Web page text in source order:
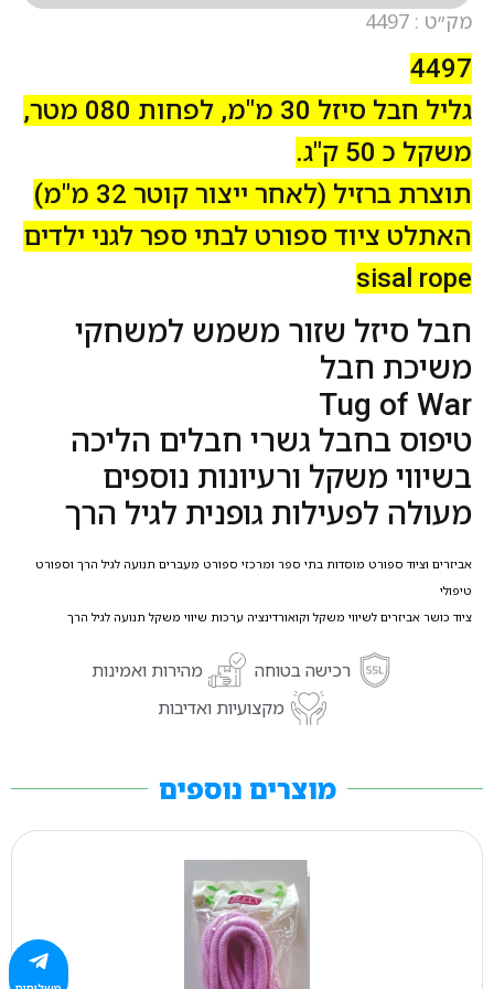
מק״ט : 4497
4497
גליל חבל סיזל 30 מ"מ, לפחות 080 מטר,
משקל כ 50 ק"ג.
תוצרת ברזיל (לאחר ייצור קוטר 32 מ"מ)
האתלט ציוד ספורט לבתי ספר לגני ילדים
sisal rope
חבל סיזל שזור משמש למשחקי
משיכת חבל
Tug of War
טיפוס בחבל גשרי חבלים הליכה
בשיווי משקל ורעיונות נוספים
מעולה לפעילות גופנית לגיל הרך
אביזרים וציוד ספורט מוסדות בתי ספר ומרכזי ספורט מעברים תנועה לגיל הרך וספורט
טיפולי
ציוד כושר אביזרים לשיווי משקל וקואורדינציה ערכות שיווי משקל תנועה לגיל הרך
רכישה בטוחה
מהירות ואמינות
מקצועיות ואדיבות
מוצרים נוספים